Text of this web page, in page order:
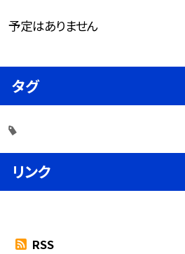
予定はありません
タグ
リンク
RSS